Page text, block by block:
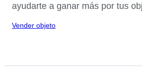
ayudarte a ganar más por tus
Vender objeto